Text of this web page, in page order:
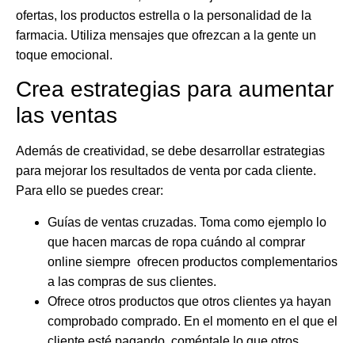
ofertas, los productos estrella o la personalidad de la
farmacia. Utiliza mensajes que ofrezcan a la gente un
toque emocional.
Crea estrategias para aumentar
las ventas
Además de creatividad, se debe desarrollar estrategias
para mejorar los resultados de venta por cada cliente.
Para ello se puedes crear:
Guías de ventas cruzadas. Toma como ejemplo lo
que hacen marcas de ropa cuándo al comprar
online siempre ofrecen productos complementarios
a las compras de sus clientes.
Ofrece otros productos que otros clientes ya hayan
comprobado comprado. En el momento en el que el